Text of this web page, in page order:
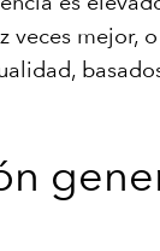
veces